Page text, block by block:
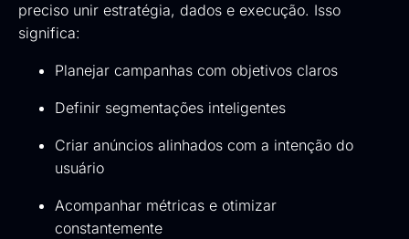
preciso unir estratégia, dados e execução. Isso
significa:
Planejar campanhas com objetivos claros
Definir segmentações inteligentes
Criar anúncios alinhados com a intenção do
usuário
Acompanhar métricas e otimizar
constantemente